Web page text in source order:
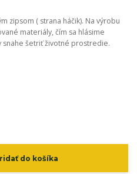
zipsom ( strana háčik). Na výrobu
materiály, čím sa hlásime
snahe šetriť životné prostredie.
do košíka